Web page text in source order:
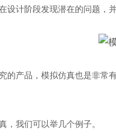
设计阶段发现潜在的问题，
的产品，模拟仿真也是非
，我们可以举几个例子。